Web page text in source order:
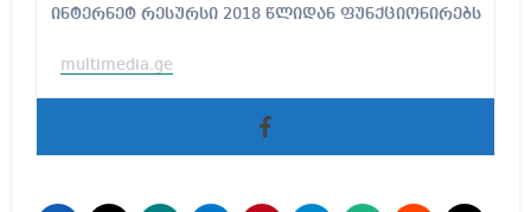
ინტერნეტ რესურსი 2018 წლიდან ფუნქციონირებს
multimedia.ge